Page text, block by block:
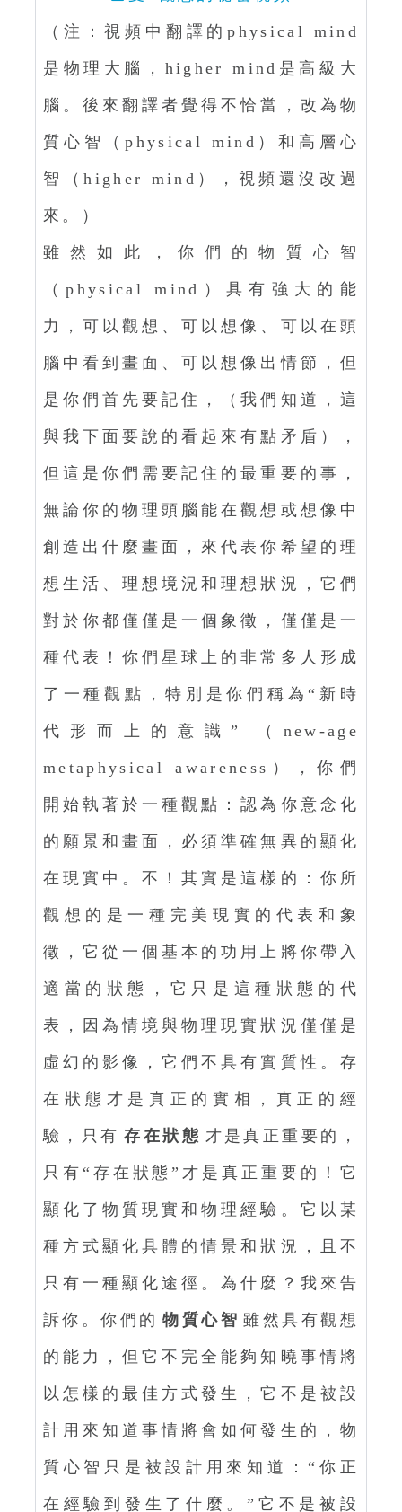
（注：視頻中翻譯的physical mind
是物理大腦，higher mind是高級大
腦。後來翻譯者覺得不恰當，改為物
質心智（physical mind）和高層心
智（higher mind），視頻還沒改過
來。）
雖然如此，你們的物質心智
（physical mind）具有強大的能
力，可以觀想、可以想像、可以在頭
腦中看到畫面、可以想像出情節，但
是你們首先要記住，（我們知道，這
與我下面要說的看起來有點矛盾），
但這是你們需要記住的最重要的事，
無論你的物理頭腦能在觀想或想像中
創造出什麼畫面，來代表你希望的理
想生活、理想境況和理想狀況，它們
對於你都僅僅是一個象徵，僅僅是一
種代表！你們星球上的非常多人形成
了一種觀點，特別是你們稱為“新時
代形而上的意識” （new-age
metaphysical awareness），你們
開始執著於一種觀點：認為你意念化
的願景和畫面，必須準確無異的顯化
在現實中。不！其實是這樣的：你所
觀想的是一種完美現實的代表和象
徵，它從一個基本的功用上將你帶入
適當的狀態，它只是這種狀態的代
表，因為情境與物理現實狀況僅僅是
虛幻的影像，它們不具有實質性。存
在狀態才是真正的實相，真正的經
驗，只有 存在狀態 才是真正重要的，
只有“存在狀態”才是真正重要的！它
顯化了物質現實和物理經驗。它以某
種方式顯化具體的情景和狀況，且不
只有一種顯化途徑。為什麼？我來告
訴你。你們的 物質心智 雖然具有觀想
的能力，但它不完全能夠知曉事情將
以怎樣的最佳方式發生，它不是被設
計用來知道事情將會如何發生的，物
質心智只是被設計用來知道：“你正
在經驗到發生了什麼。”它不是被設